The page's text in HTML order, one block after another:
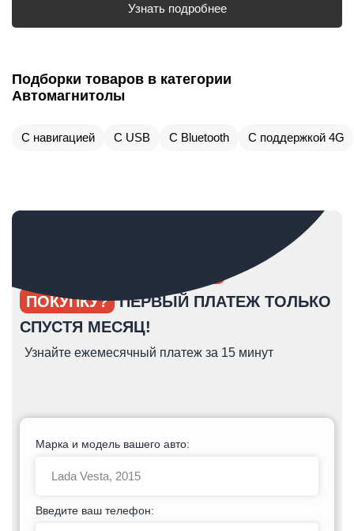
Узнать подробнее
Подборки товаров в категории
Автомагнитолы
С навигацией С USB С Bluetooth С поддержкой 4G
ПОКУПКУ? ПЕРВЫЙ ПЛАТЕЖ ТОЛЬКО
СПУСТЯ МЕСЯЦ!
Узнайте ежемесячный платеж за 15 минут
Марка и модель вашего авто:
Введите ваш телефон: